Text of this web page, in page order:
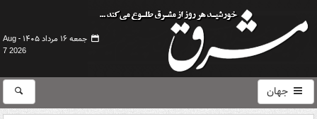
جمعه ۱۶ مرداد ۱۴۰۵ -
Aug
7 2026
جهان